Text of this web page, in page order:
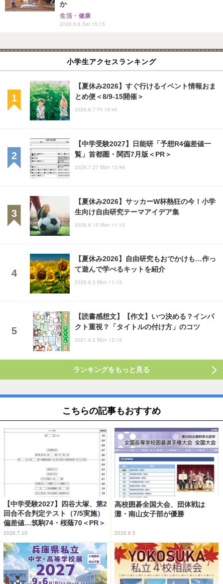
か
生活・健康
2026.8.8 Sat 15:15
小学生アクセスランキング
【夏休み2026】すぐ行けるイベント情報おま
とめ便＜8/9-15開催＞
2026.8.7 Fri 19:45
【中学受験2027】日能研「予想R4偏差値一
覧」首都圏・関西7月版＜PR＞
2026.7.27 Mon 13:46
【夏休み2026】サッカーW杯熱狂の今！小学
生向け自由研究テーマアイデア集
2026.6.15 Mon 11:15
【夏休み2026】自由研究もおでかけも…作っ
て遊んで学べるキットを紹介
2026.8.3 Mon 11:15
【読書感想文】【作文】いつ決める？インパ
クト重視？「タイトルの付け方」のコツ
2021.8.2 Mon 12:15
ランキングをもっと見る
こちらの記事もおすすめ
【中学受験2027】四谷大塚、第2
回合不合判定テスト（7/5実施）
偏差値…筑駒74・桜蔭70＜PR＞
2026.7.10
高校囲碁全国大会、団体戦は
灘・南山女子部が優勝
2026.8.5